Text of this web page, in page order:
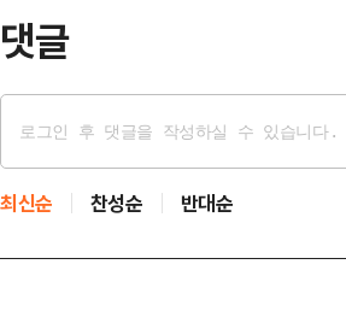
댓글
최신순 찬성순 반대순